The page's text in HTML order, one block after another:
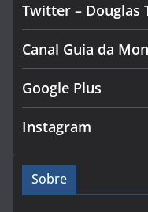
Twitter – Douglas
Canal Guia da
Google Plus
Instagram
Sobre